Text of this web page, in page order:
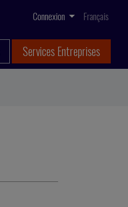
Connexion Français
Services Entreprises